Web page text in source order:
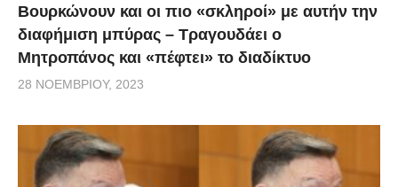
Βουρκώνουν και οι πιο «σκληροί» με αυτήν την
διαφήμιση μπύρας – Τραγουδάει ο
Μητροπάνος και «πέφτει» το διαδίκτυο
28 ΝΟΕΜΒΡΊΟΥ, 2023